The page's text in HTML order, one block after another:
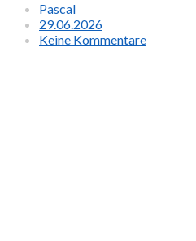
Pascal
29.06.2026
Keine Kommentare